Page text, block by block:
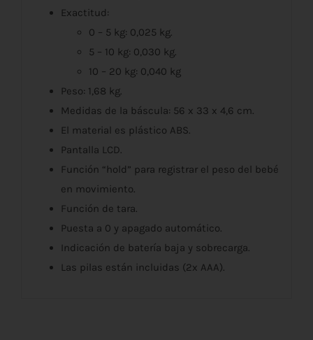
Exactitud:
0 – 5 kg: 0,025 kg.
5 – 10 kg: 0,030 kg.
10 – 20 kg: 0,040 kg
Peso: 1,68 kg.
Medidas de la báscula: 56 x 33 x 4,6 cm.
El material es plástico ABS.
Pantalla LCD.
Función “hold” para registrar el peso del bebé
en movimiento.
Función de tara.
Puesta a 0 y apagado automático.
Indicación de batería baja y sobrecarga.
Las pilas están incluidas (2x AAA).